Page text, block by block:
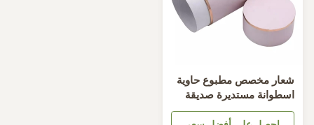
مخصص مطبوع حاوية
مستديرة صديقة
للحجاب الملابس